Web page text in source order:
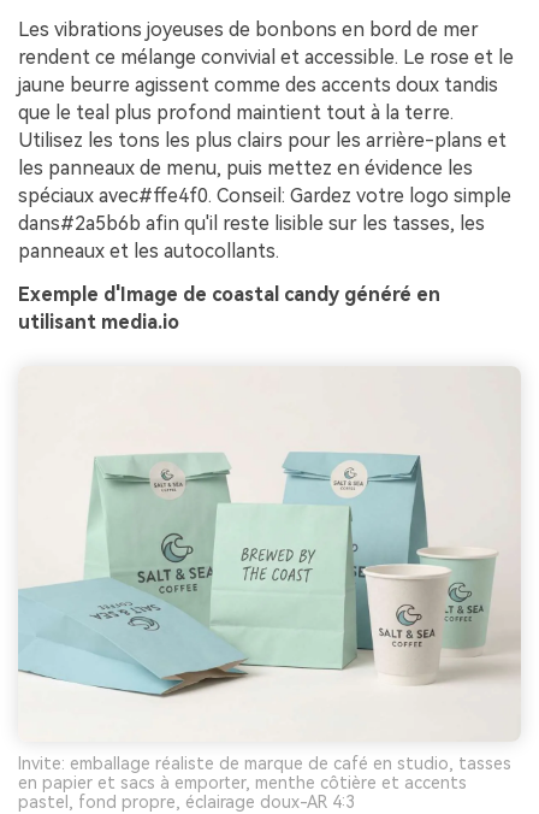
Les vibrations joyeuses de bonbons en bord de mer
rendent ce mélange convivial et accessible. Le rose et le
jaune beurre agissent comme des accents doux tandis
que le teal plus profond maintient tout à la terre.
Utilisez les tons les plus clairs pour les arrière-plans et
les panneaux de menu, puis mettez en évidence les
spéciaux avec#ffe4f0. Conseil: Gardez votre logo simple
dans#2a5b6b afin qu'il reste lisible sur les tasses, les
panneaux et les autocollants.
Exemple d'Image de coastal candy généré en
utilisant media.io
Invite: emballage réaliste de marque de café en studio, tasses
en papier et sacs à emporter, menthe côtière et accents
pastel, fond propre, éclairage doux-AR 4:3